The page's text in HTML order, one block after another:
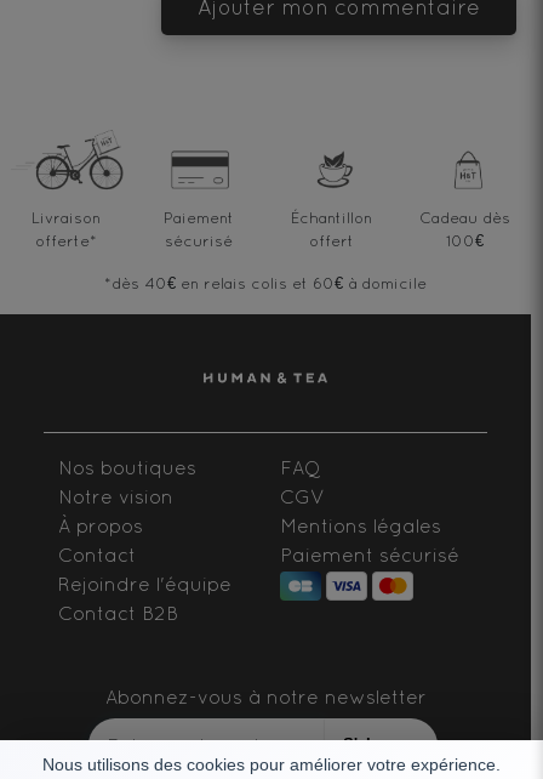
Ajouter mon commentaire
Nous utilisons des cookies pour améliorer votre expérience.
Livraison
offerte*
Paiement
sécurisé
Échantillon
offert
Cadeau dès
100€
*dès 40€ en relais colis et 60€ à domicile
Nos boutiques
Notre vision
À propos
Contact
Rejoindre l'équipe
Contact B2B
FAQ
CGV
Mentions légales
Paiement sécurisé
Abonnez-vous à notre newsletter
S'abonner